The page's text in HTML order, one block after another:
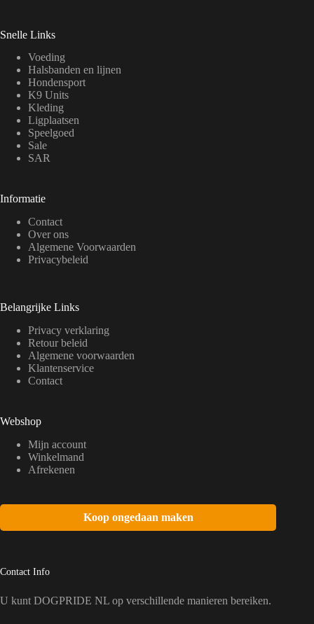
Snelle Links
Voeding
Halsbanden en lijnen
Hondensport
K9 Units
Kleding
Ligplaatsen
Speelgoed
Sale
SAR
Informatie
Contact
Over ons
Algemene Voorwaarden
Privacybeleid
Belangrijke Links
Privacy verklaring
Retour beleid
Algemene voorwaarden
Klantenservice
Contact
Webshop
Mijn account
Winkelmand
Afrekenen
Koop ongedaan maken
Contact Info
U kunt DOGPRIDE NL op verschillende manieren bereiken.